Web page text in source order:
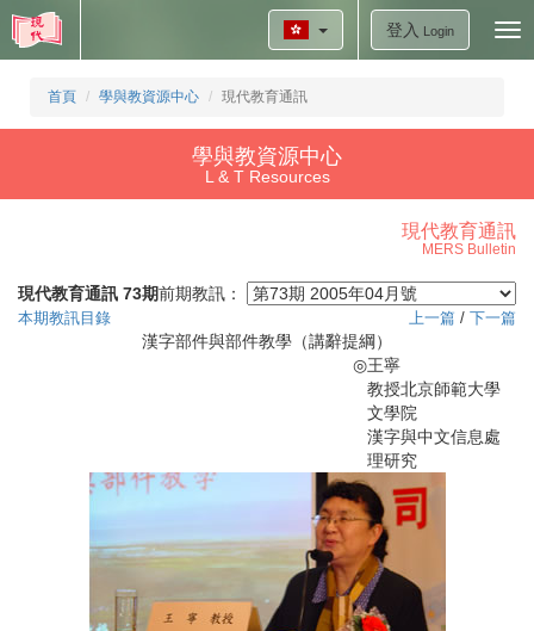
登入 Login
首頁 學與教資源中心 現代教育通訊
學與教資源中心
L & T Resources
現代教育通訊
MERS Bulletin
現代教育通訊 73期前期教訊：
本期教訊目錄 上一篇 / 下一篇
漢字部件與部件教學（講辭提綱）
◎王寧
教授北京師範大學
文學院
漢字與中文信息處
理研究